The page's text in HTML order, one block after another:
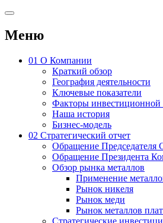
Меню
01 О Компании
Краткий обзор
География деятельности
Ключевые показатели
Факторы инвестиционной
Наша история
Бизнес-модель
02 Стратегический отчет
Обращение Председателя
Обращение Президента
Обзор рынка металлов
Применение
Рынок никеля
Рынок меди
Рынок металлов
Стратегические